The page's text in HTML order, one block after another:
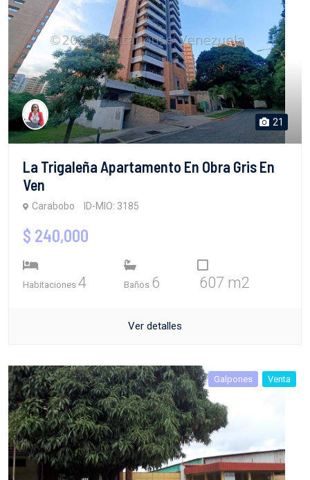
21
La Trigaleña Apartamento En Obra Gris En
Ven
Carabobo ID-MIO: 3185
$ 240,000
Habitaciones 4 Baños 6 607 m2
Ver detalles
Galpones Venta